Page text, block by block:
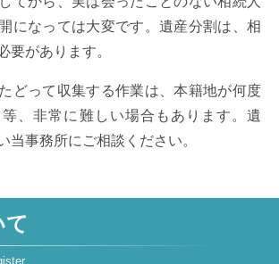
になっては大変です。遺産分割は、相
要があります。
どって収集する作業は、本籍地が何度
、非常に難しい場合もあります。遺
当事務所にご相談ください。
て